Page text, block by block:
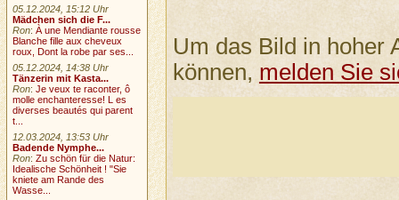
Um das Bild in hoher
können, melden Sie
05.12.2024, 15:12 Uhr
Mädchen sich die F...
Ron:À une Mendiante rousse
Blanche fille aux cheveux
roux, Dont la robe par ses...
05.12.2024, 14:38 Uhr
Tänzerin mit Kasta...
Ron:Je veux te raconter, ô
molle enchanteresse! L es
diverses beautés qui parent
t...
12.03.2024, 13:53 Uhr
Badende Nymphe...
Ron:Zu schön für die Natur:
Idealische Schönheit ! "Sie
kniete am Rande des
Wasse...